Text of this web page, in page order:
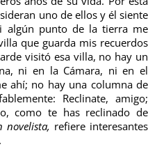
uno de ellos y él siente
algún punto de la tierra me
que guarda mis recuerdos
visitó esa villa, no hay un
ni en la Cámara, ni en el
ahí; no hay una columna de
Reclinate, amigo;
como te has reclinado de
novelista, refiere interesantes